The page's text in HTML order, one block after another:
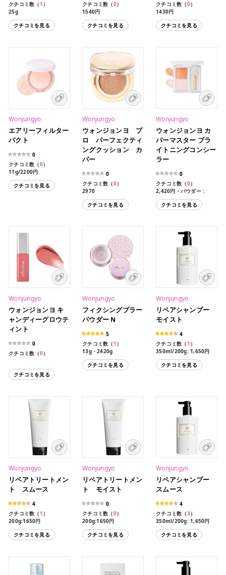
クチコミ数（1 ）
25g
クチコミを見る
クチコミ数（0）
1540円
クチコミを見る
クチコミ数（0）
1430円
クチコミを見る
Wonjungyo
エアリーフィルター
パクト
0
クチコミ数（0）
11g/2200円
クチコミを見る
Wonjungyo
ウォンジョンヨ プ
ロ パーフェクティ
ングクッション カ
バー
0
クチコミ数（0）
2970
クチコミを見る
Wonjungyo
ウォンジョンヨ カ
バーマスター ブラ
イトニングコンシー
ラー
0
クチコミ数（0）
2,420円・パウダー：
2g、クリーム：2.5g
クチコミを見る
Wonjungyo
ウォンジョンヨ キ
ャンディーグロウテ
ィント
0
クチコミ数（0）
クチコミを見る
Wonjungyo
フィクシングブラー
パウダー N
5
クチコミ数（1 ）
13g・2420g
クチコミを見る
Wonjungyo
リペアシャンプー
モイスト
4
クチコミ数（1 ）
350ml/200g: 1,650円
クチコミを見る
Wonjungyo
リペアトリートメン
ト スムース
4
クチコミ数（1 ）
200g:1650円
クチコミを見る
Wonjungyo
リペアトリートメン
ト モイスト
0
クチコミ数（0）
200g:1650円
クチコミを見る
Wonjungyo
リペアシャンプー
スムース
4
クチコミ数（3）
350ml/200g: 1,650円
クチコミを見る